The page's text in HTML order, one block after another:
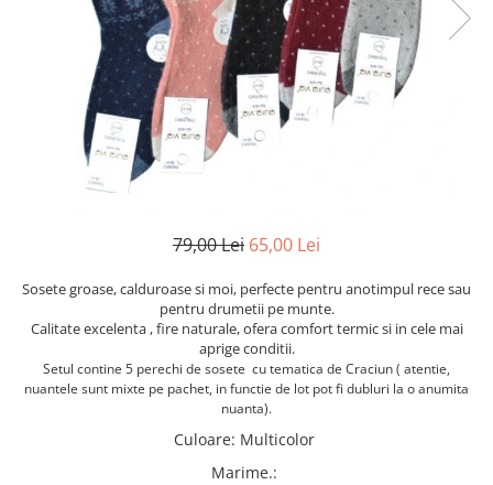
Cadouri barbati
Seturi cadou barbati
Seturi cadou barbati portofel si curea
Ceasuri pentru EL
Cadouri craciun barbati
Cadouri personalizate barbati
Lenjerii de pat Disney
Cadouri copii 1 an
Colectia Disney
Seturi cadou pentru copii KID's Collection
Etichete scolare
Sepci personalizate
Bannere personalizate scoli si gradinite
Caserole personalizate sandwich
Saculeti personalizati
Sticla de apa personalizata
79,00 Lei 65,00 Lei
Sosete groase, calduroase si moi, perfecte pentru anotimpul rece sau
pentru drumetii pe munte.
Calitate excelenta , fire naturale, ofera comfort termic si in cele mai
aprige conditii.
Setul contine 5 perechi de sosete cu tematica de Craciun ( atentie,
nuantele sunt mixte pe pachet, in functie de lot pot fi dubluri la o anumita
nuanta).
Culoare: Multicolor
Marime.: